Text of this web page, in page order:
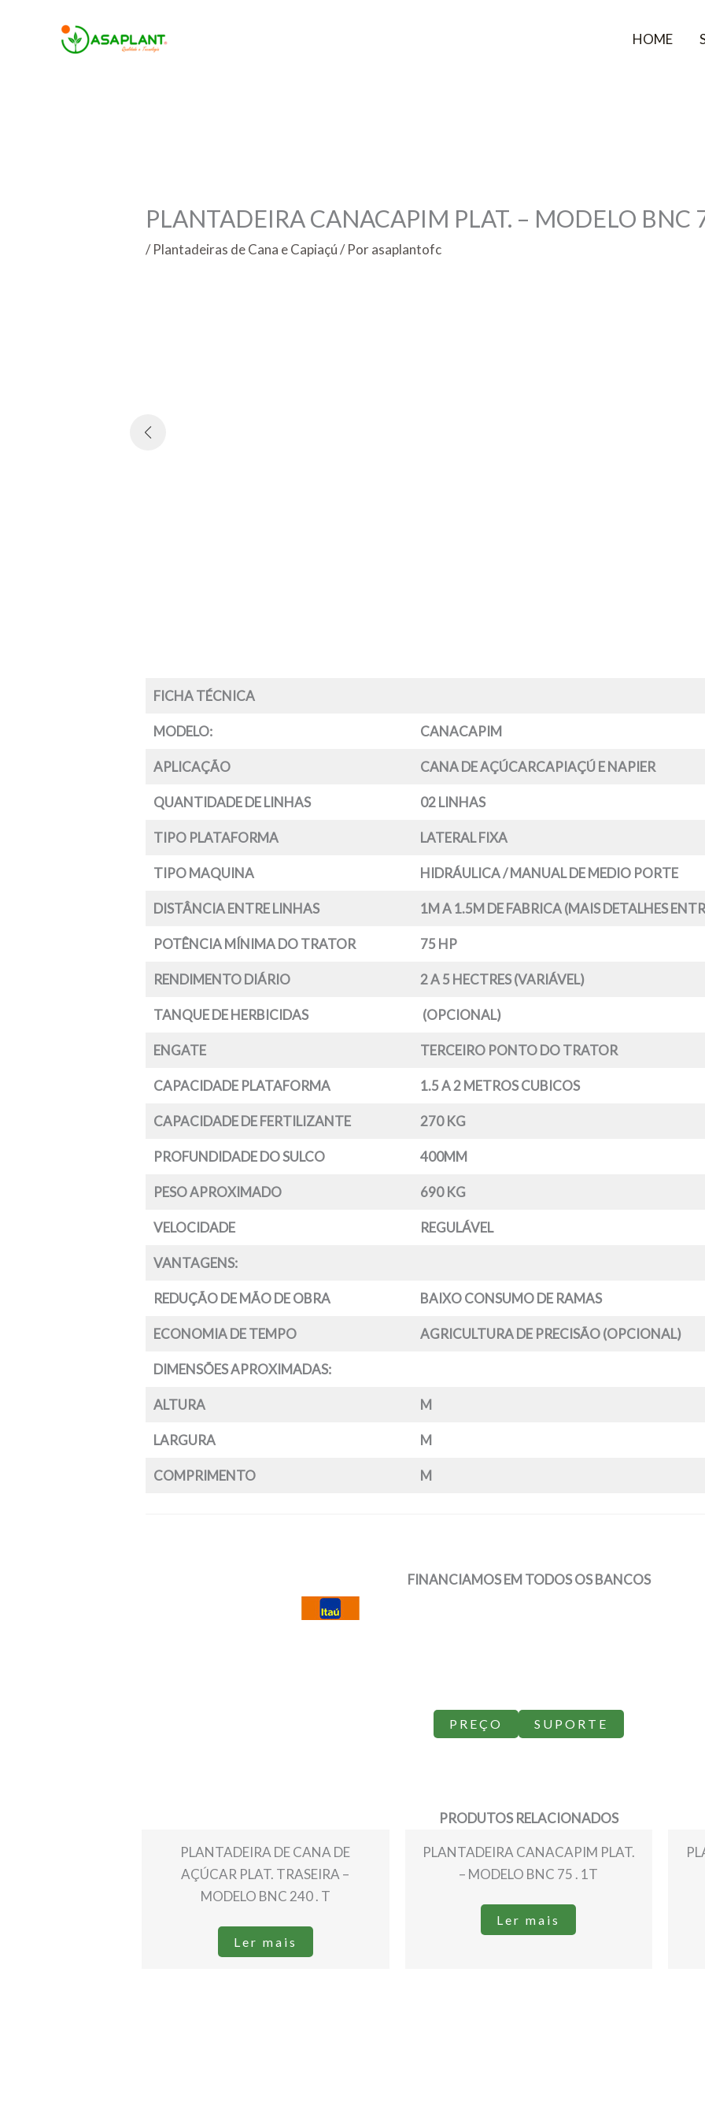
HOME
PLANTADEIRA CANACAPIM PLAT. – MODELO BNC
/Plantadeiras de Cana e Capiaçú/ Porasaplantofc
FICHA TÉCNICA
MODELO: CANACAPIM
APLICAÇÃO CANA DE AÇÚCARCAPIAÇÚ E NAPIER
QUANTIDADE DE LINHAS 02 LINHAS
TIPO PLATAFORMA LATERAL FIXA
TIPO MAQUINA HIDRÁULICA / MANUAL DE MEDIO PORTE
DISTÂNCIA ENTRE LINHAS 1M A 1.5M DE FABRICA (MAIS DETALHES
POTÊNCIA MÍNIMA DO TRATOR 75 HP
RENDIMENTO DIÁRIO 2 A 5 HECTRES (VARIÁVEL)
TANQUE DE HERBICIDAS (OPCIONAL)
ENGATE TERCEIRO PONTO DO TRATOR
CAPACIDADE PLATAFORMA 1.5 A 2 METROS CUBICOS
CAPACIDADE DE FERTILIZANTE 270 KG
PROFUNDIDADE DO SULCO 400MM
PESO APROXIMADO 690 KG
VELOCIDADE REGULÁVEL
VANTAGENS:
REDUÇÃO DE MÃO DE OBRA BAIXO CONSUMO DE RAMAS
ECONOMIA DE TEMPO AGRICULTURA DE PRECISÃO (OPCIONAL)
DIMENSÕES APROXIMADAS:
ALTURA M
LARGURA M
COMPRIMENTO M
FINANCIAMOS EM TODOS OS BANCOS
PREÇO SUPORTE
PRODUTOS RELACIONADOS
PLANTADEIRA DE CANA DE
AÇÚCAR PLAT. TRASEIRA –
MODELO BNC 240 . T
Ler mais
PLANTADEIRA CANACAPIM PLAT.
– MODELO BNC 75 . 1T
Ler mais